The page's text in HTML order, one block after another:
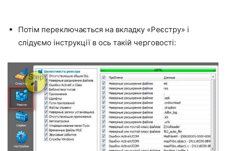
Потім переключається на вкладку «Реєстру» і
слідуємо інструкції в ось такій черговості: